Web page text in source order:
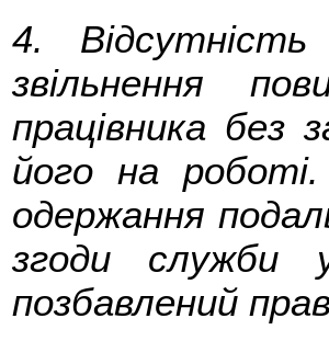
4.
звільнення
працівника без
його на
одержання
згоди служби
позбавлений